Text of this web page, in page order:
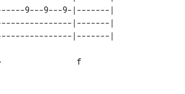
9---9---9-|-------|
|-------|